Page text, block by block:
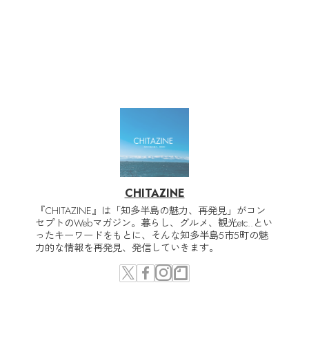
CHITAZINE
『CHITAZINE』は「知多半島の魅力、再発見」がコン
セプトのWebマガジン。暮らし、グルメ、観光etc..とい
ったキーワードをもとに、そんな知多半島5市5町の魅
力的な情報を再発見、発信していきます。